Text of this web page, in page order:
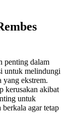
penting dalam
untuk melindungi
yang ekstrem.
kerusakan akibat
untuk
agar tetap